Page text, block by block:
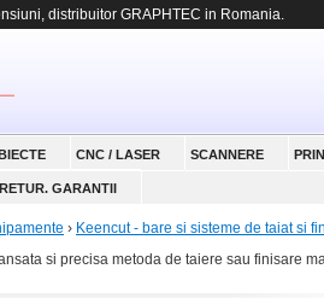
distribuitor GRAPHTEC in Romania.
CNC / LASER SCANNERE
GARANTII
› Keencut - bare si sisteme de taiat si
si precisa metoda de taiere sau finisare